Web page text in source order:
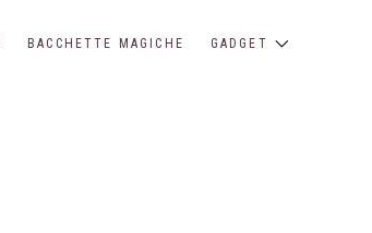
BACCHETTE MAGICHE GADGET